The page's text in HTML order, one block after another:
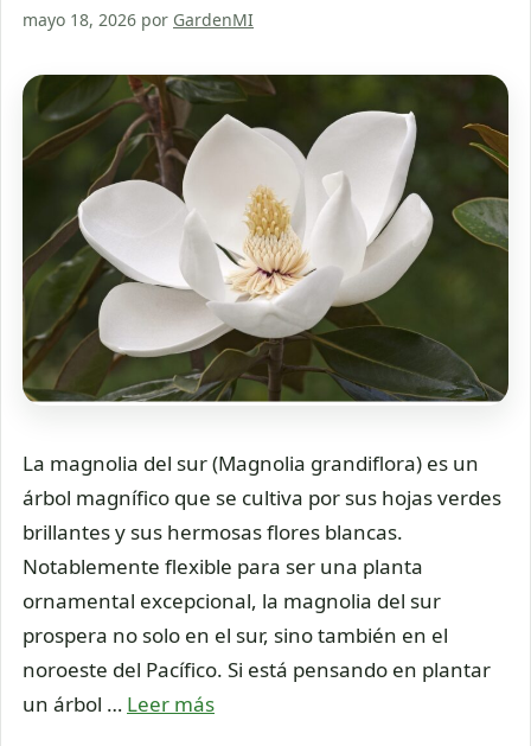
mayo 18, 2026 por GardenMI
La magnolia del sur (Magnolia grandiflora) es un
árbol magnífico que se cultiva por sus hojas verdes
brillantes y sus hermosas flores blancas.
Notablemente flexible para ser una planta
ornamental excepcional, la magnolia del sur
prospera no solo en el sur, sino también en el
noroeste del Pacífico. Si está pensando en plantar
un árbol … Leer más